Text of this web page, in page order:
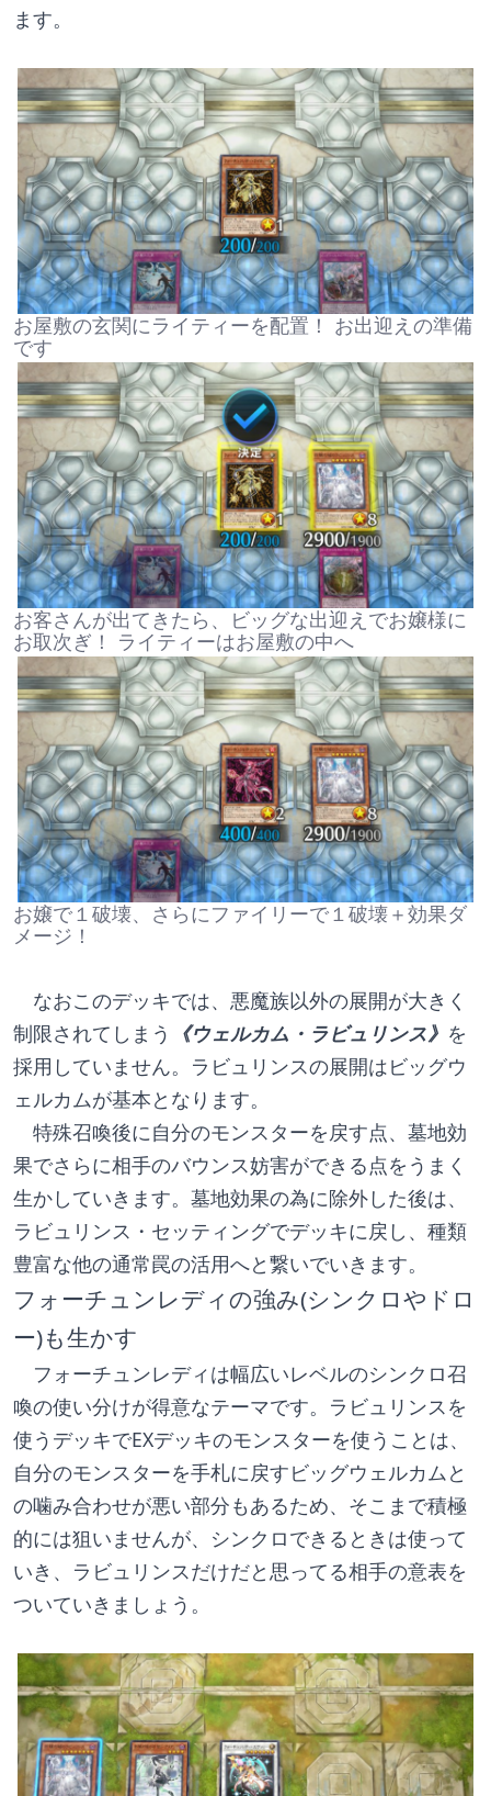
ます。
お屋敷の玄関にライティーを配置！ お出迎えの準備
です
お客さんが出てきたら、ビッグな出迎えでお嬢様に
お取次ぎ！ ライティーはお屋敷の中へ
お嬢で１破壊、さらにファイリーで１破壊＋効果ダ
メージ！
なおこのデッキでは、悪魔族以外の展開が大きく
制限されてしまう
《ウェルカム・ラビュリンス》 を
採用していません。ラビュリンスの展開はビッグウ
ェルカムが基本となります。
特殊召喚後に自分のモンスターを戻す点、墓地効
果でさらに相手のバウンス妨害ができる点をうまく
生かしていきます。墓地効果の為に除外した後は、
ラビュリンス・セッティングでデッキに戻し、種類
豊富な他の通常罠の活用へと繋いでいきます。
フォーチュンレディの強み(シンクロやドロ
ー)も生かす
フォーチュンレディは幅広いレベルのシンクロ召
喚の使い分けが得意なテーマです。ラビュリンスを
使うデッキでEXデッキのモンスターを使うことは、
自分のモンスターを手札に戻すビッグウェルカムと
の噛み合わせが悪い部分もあるため、そこまで積極
的には狙いませんが、シンクロできるときは使って
いき、ラビュリンスだけだと思ってる相手の意表を
ついていきましょう。